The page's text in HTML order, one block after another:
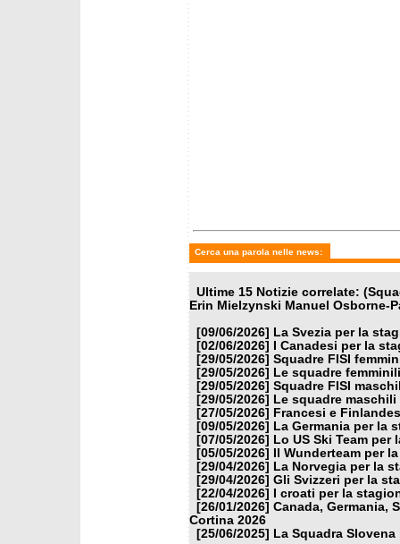
Cerca una parola nelle news:
Ultime 15 Notizie correlate:
Erin Mielzynski Manuel Osborne-
[09/06/2026]
La Svezia per la
[02/06/2026]
I Canadesi per la
[29/05/2026] Squadre FISI
[29/05/2026]
Le squadre
[29/05/2026] Squadre FISI
[29/05/2026]
Le squadre maschili
[27/05/2026]
Francesi e
[09/05/2026]
La Germania per la
[07/05/2026]
Lo US Ski Team per
[05/05/2026]
Il Wunderteam per
[29/04/2026]
La Norvegia per la
[29/04/2026] Gli Svizzeri per la
[22/04/2026]
I croati per la
[26/01/2026] Canada, Germania,
Cortina 2026
[25/06/2025]
La Squadra Slovena